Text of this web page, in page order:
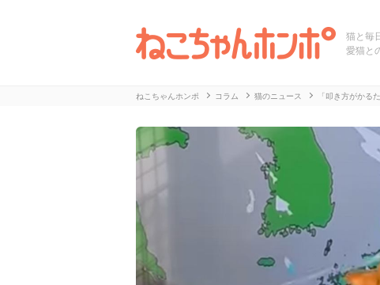
猫と毎
愛猫と
ねこちゃんホンポ コラム 猫のニュース 「叩き方がかる